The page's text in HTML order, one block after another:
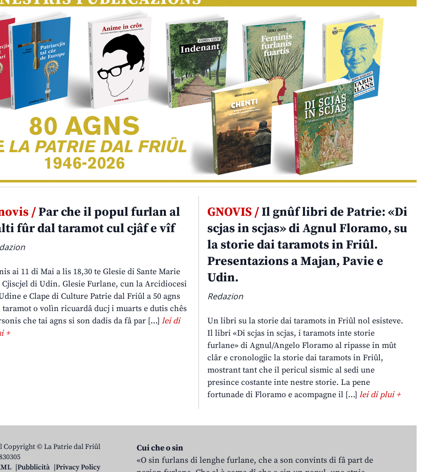
/Par che il popul furlan al
fûr dal taramot cul cjâf e vîf
ai 11 di Mai a lis 18,30 te Glesie di Sante Marie
Cjiscjel di Udin. Glesie Furlane, cun la Arcidiocesi
e Clape di Culture Patrie dal Friûl a 50 agns
taramot o volìn ricuardâ ducj i muarts e dutis chês
che tai agns si son dadis da fâ par […] lei di
+
GNOVIS /Il gnûf libri de Patrie: «Di
scjas in scjas» di Agnul Floramo, su
la storie dai taramots in Friûl.
Presentazions a Majan, Pavie e
Udin.
Redazion
Un libri su la storie dai taramots in Friûl nol esisteve.
Il libri «Di scjas in scjas, i taramots inte storie
furlane» di Agnul/Angelo Floramo al ripasse in mût
clâr e cronologjic la storie dai taramots in Friûl,
mostrant tant che il pericul sismic al sedi une
presince costante inte nestre storie. La pene
fortunade di Floramo e acompagne il […]lei di plui +
Copyright © La Patrie dal Friûl
Pubblicità Privacy Policy
Cui che o sin
«O sin furlans di lenghe furlane, che a son convints di fâ part de